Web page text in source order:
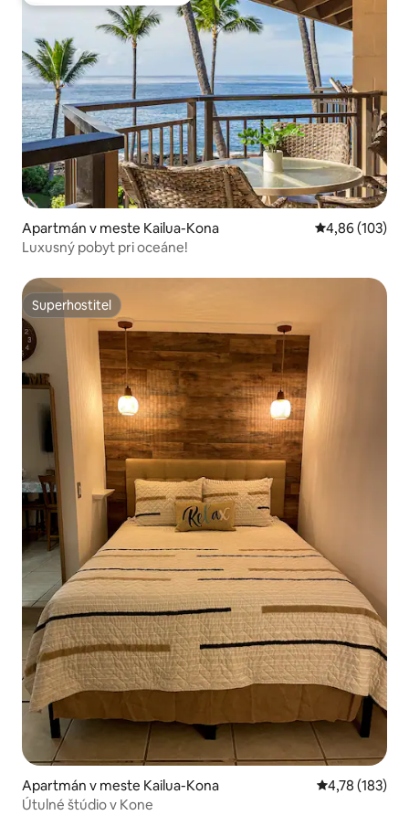
Apartmán v meste Kailua-Kona Priemerné
4,86 (103)
Luxusný pobyt pri oceáne!
Superhostiteľ
Superhostiteľ
Apartmán v meste Kailua-Kona Priemerné
4,78 (183)
Útulné štúdio v Kone